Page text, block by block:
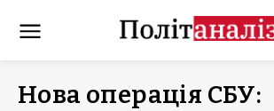
Нова операція СБУ: